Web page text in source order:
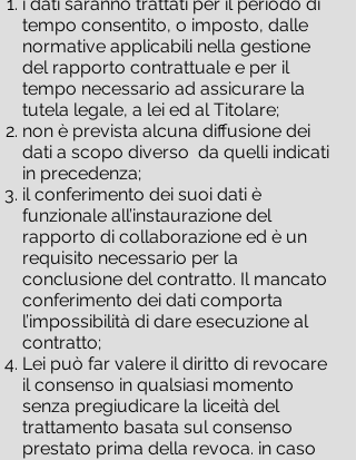
tempo consentito, o imposto, dalle
normative applicabili nella gestione
del rapporto contrattuale e per il
tempo necessario ad assicurare la
tutela legale, a lei ed al Titolare;
non è prevista alcuna diffusione dei
dati a scopo diverso da quelli indicati
in precedenza;
il conferimento dei suoi dati è
funzionale all’instaurazione del
rapporto di collaborazione ed è un
requisito necessario per la
conclusione del contratto. Il mancato
conferimento dei dati comporta
l’impossibilità di dare esecuzione al
contratto;
Lei può far valere il diritto di revocare
il consenso in qualsiasi momento
senza pregiudicare la liceità del
trattamento basata sul consenso
prestato prima della revoca. in caso